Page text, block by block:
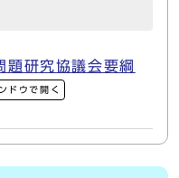
題研究協議会要綱
ドウで開く